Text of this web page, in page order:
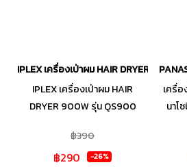
IPLEX เครื่องเป่าผม HAIR DRYER 900W
IPLEX เครื่องเป่าผม HAIR
DRYER 900W รุ่น QS900
฿390
฿290 -26%
เครื่
นาโ
เปีย
สวย